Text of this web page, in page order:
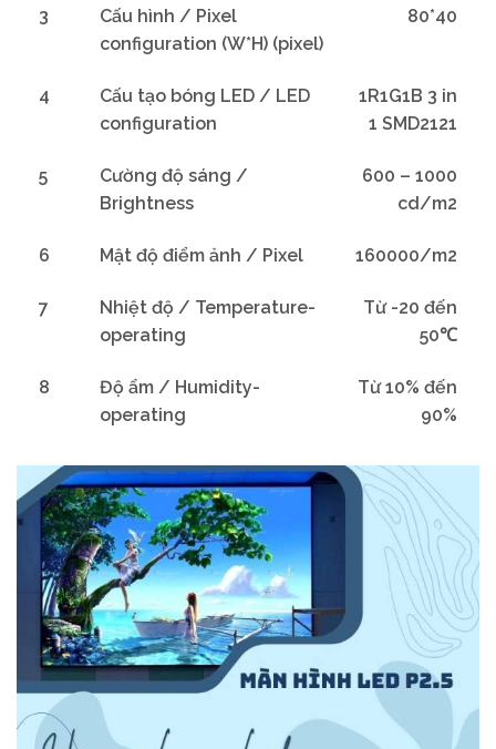
3
Cấu hình / Pixel
configuration (W*H) (pixel)
80*40
4
Cấu tạo bóng LED / LED
configuration
1R1G1B 3 in
1 SMD2121
5
Cường độ sáng /
Brightness
600 – 1000
cd/m2
6 Mật độ điểm ảnh / Pixel 160000/m2
7
Nhiệt độ / Temperature-
operating
Từ -20 đến
50℃
8
Độ ẩm / Humidity-
operating
Từ 10% đến
90%